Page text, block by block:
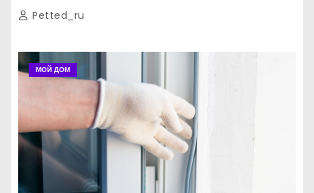
Petted_ru
МОЙ ДОМ